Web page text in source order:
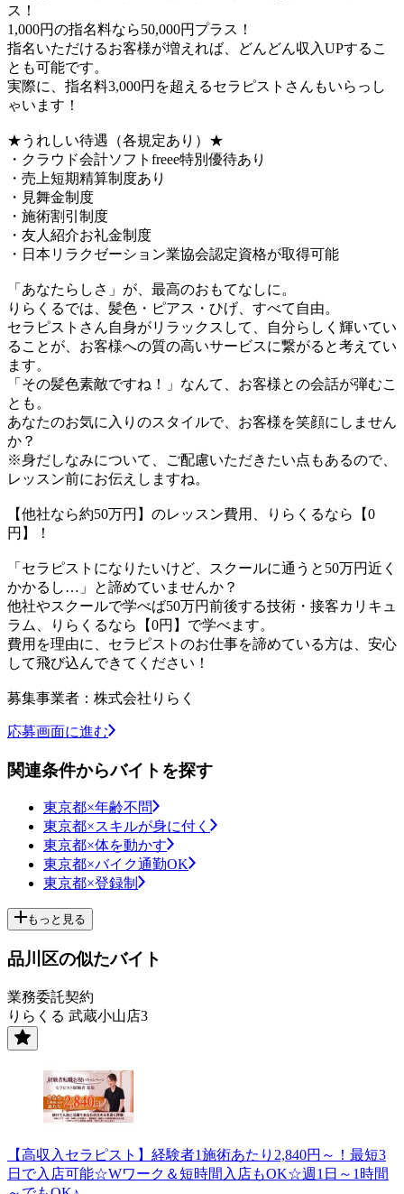
ス！
1,000円の指名料なら50,000円プラス！
指名いただけるお客様が増えれば、どんどん収入UPするこ
とも可能です。
実際に、指名料3,000円を超えるセラピストさんもいらっし
ゃいます！
★うれしい待遇（各規定あり）★
・クラウド会計ソフトfreee特別優待あり
・売上短期精算制度あり
・見舞金制度
・施術割引制度
・友人紹介お礼金制度
・日本リラクゼーション業協会認定資格が取得可能
「あなたらしさ」が、最高のおもてなしに。
りらくるでは、髪色・ピアス・ひげ、すべて自由。
セラピストさん自身がリラックスして、自分らしく輝いてい
ることが、お客様への質の高いサービスに繋がると考えてい
ます。
「その髪色素敵ですね！」なんて、お客様との会話が弾むこ
とも。
あなたのお気に入りのスタイルで、お客様を笑顔にしません
か？
※身だしなみについて、ご配慮いただきたい点もあるので、
レッスン前にお伝えしますね。
【他社なら約50万円】のレッスン費用、りらくるなら【0
円】！
「セラピストになりたいけど、スクールに通うと50万円近く
かかるし…」と諦めていませんか？
他社やスクールで学べば50万円前後する技術・接客カリキュ
ラム、りらくるなら【0円】で学べます。
費用を理由に、セラピストのお仕事を諦めている方は、安心
して飛び込んできてください！
募集事業者：株式会社りらく
応募画面に進む
関連条件からバイトを探す
東京都×年齢不問
東京都×スキルが身に付く
東京都×体を動かす
東京都×バイク通勤OK
東京都×登録制
もっと見る
品川区の似たバイト
業務委託契約
りらくる 武蔵小山店3
【高収入セラピスト】経験者1施術あたり2,840円～！最短3
日で入店可能☆Wワーク＆短時間入店もOK☆週1日～1時間